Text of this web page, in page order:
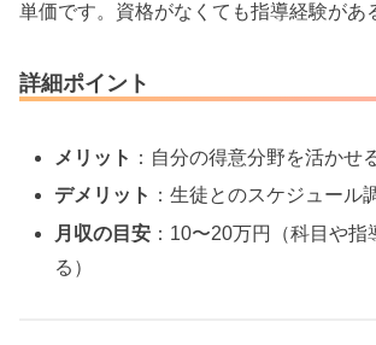
単価です。資格がなくても指導経験があ
詳細ポイント
メリット ：自分の得意分野を活かせ
デメリット ：生徒とのスケジュール
月収の目安 ：10〜20万円（科目や指
る）